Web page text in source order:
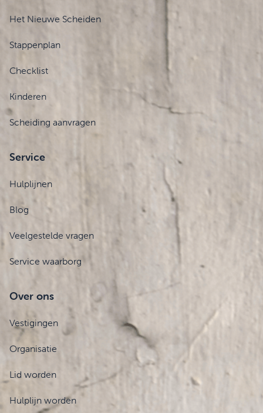
Het Nieuwe Scheiden
Stappenplan
Checklist
Kinderen
Scheiding aanvragen
Service
Hulplijnen
Blog
Veelgestelde vragen
Service waarborg
Over ons
Vestigingen
Organisatie
Lid worden
Hulplijn worden